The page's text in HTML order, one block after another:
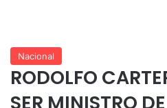
Nacional
RODOLFO
SER MINISTRO